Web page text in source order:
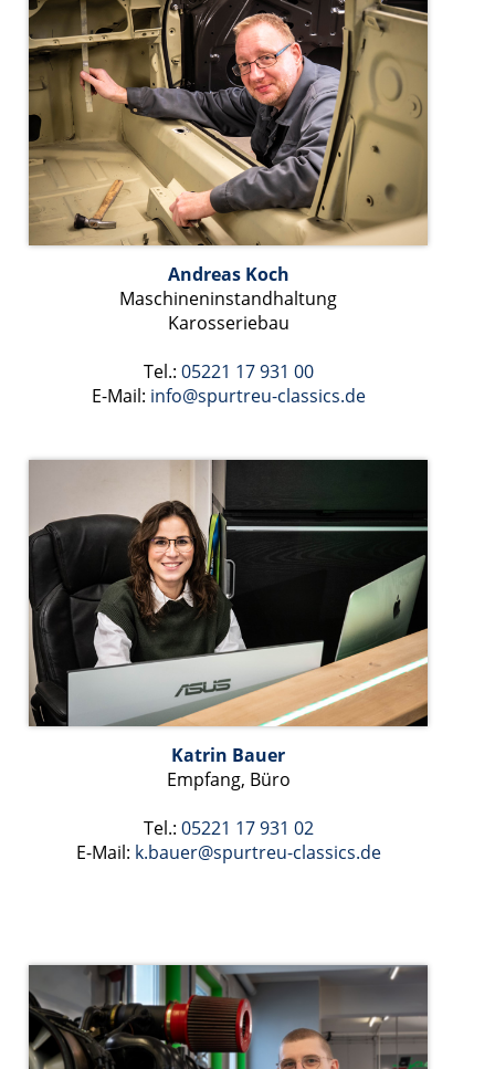
Andreas Koch
Maschineninstandhaltung
Karosseriebau
Tel.: 05221 17 931 00
E-Mail: info@spurtreu-classics.de
Katrin Bauer
Empfang, Büro
Tel.: 05221 17 931 02
E-Mail: k.bauer@spurtreu-classics.de